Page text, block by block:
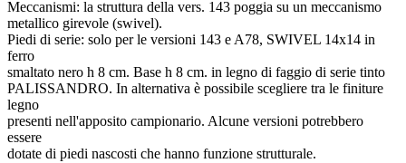
Meccanismi: la struttura della vers. 143 poggia su un meccanismo
metallico girevole (swivel).
Piedi di serie: solo per le versioni 143 e A78, SWIVEL 14x14 in
ferro
smaltato nero h 8 cm. Base h 8 cm. in legno di faggio di serie tinto
PALISSANDRO. In alternativa è possibile scegliere tra le finiture
legno
presenti nell'apposito campionario. Alcune versioni potrebbero
essere
dotate di piedi nascosti che hanno funzione strutturale.